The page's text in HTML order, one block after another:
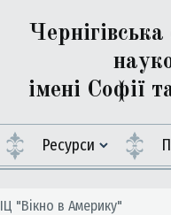
імені Софії
Ресурси
ІЦ "Вікно в Америку"